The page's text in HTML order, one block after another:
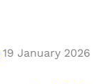
19 January 2026